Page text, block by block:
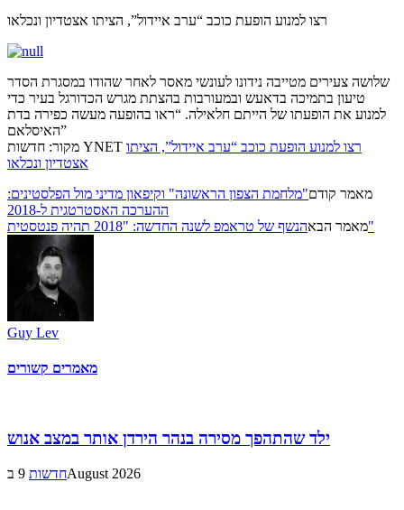
רצו למנוע הופעת כוכב “ערב איידול”, הציתו אצטדיון ונכלאו
שלושה צעירים מטייבה נידונו לעונשי מאסר לאחר שהודו במסגרת הסדר
טיעון בתמיכה בדאעש ובמעורבות בהצתת מגרש הכדורגל בעיר כדי
למנוע את הופעתו של הייתם חלאילה. “ראו בהופעה מעשה כפירה בדת
האיסלאם”
מקור: חדשות YNET רצו למנוע הופעת כוכב “ערב איידול”, הציתו
אצטדיון ונכלאו
מאמר קודם"מלחמת הצפון הראשונה" וקיפאון מדיני מול הפלסטינים:
ההערכה האסטרטגית ל-2018
מאמר הבאהנשף של טראמפ לשנה החדשה: "2018 תהיה פנטסטית"
Guy Lev
מאמרים קשורים
ילד שהתהפך מסירה בנהר הירדן אותר במצב אנוש
חדשות9 בAugust 2026